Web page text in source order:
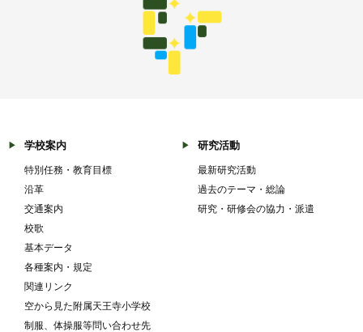
学校案内
特別任務・教育目標
沿革
交通案内
校歌
基本データ
各種案内・規定
関連リンク
空から見た附属天王寺小学校
制服、体操服等問い合わせ先
研究活動
最新研究活動
過去のテーマ・総論
研究・研修会の協力・派遣